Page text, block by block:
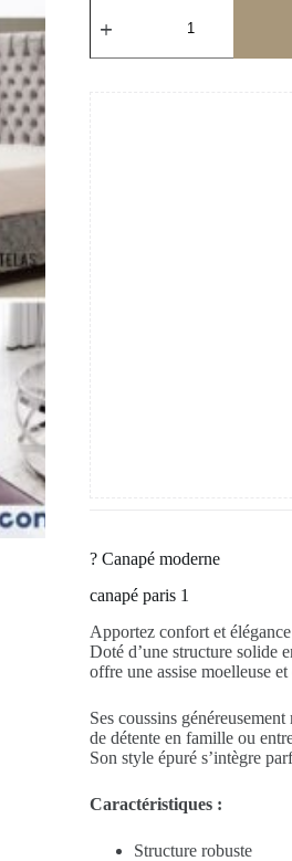
?️ Canapé moderne
canapé paris 1
Apportez confort et
Doté d’une structure solide
offre une assise moelleuse
Ses coussins
de détente en famille ou
Son style épuré s’intègre
Caractéristiques :
Structure robuste